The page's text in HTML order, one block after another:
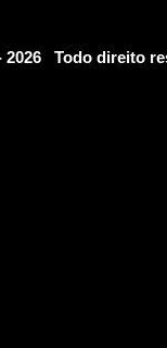
2026 Todo direito